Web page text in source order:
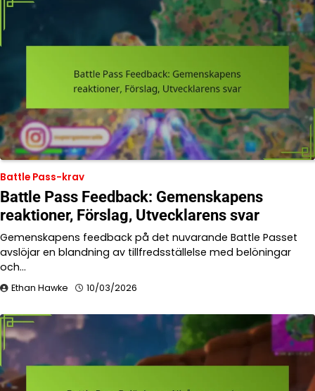
Battle Pass-krav
Battle Pass Feedback: Gemenskapens
reaktioner, Förslag, Utvecklarens svar
Gemenskapens feedback på det nuvarande Battle Passet
avslöjar en blandning av tillfredsställelse med belöningar
och…
Ethan Hawke 10/03/2026